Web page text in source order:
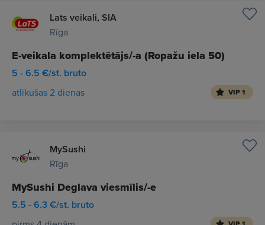
Lats veikali, SIA
Rīga
E-veikala komplektētājs/-a (Ropažu iela 50)
5 - 6.5 €/st. bruto
atlikušas 2 dienas VIP 1
MySushi
Rīga
MySushi Deglava viesmīlis/-e
5.5 - 6.3 €/st. bruto